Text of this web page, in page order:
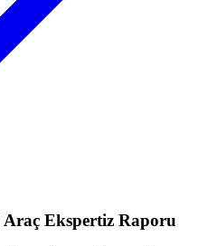
Ekspertiz Raporu